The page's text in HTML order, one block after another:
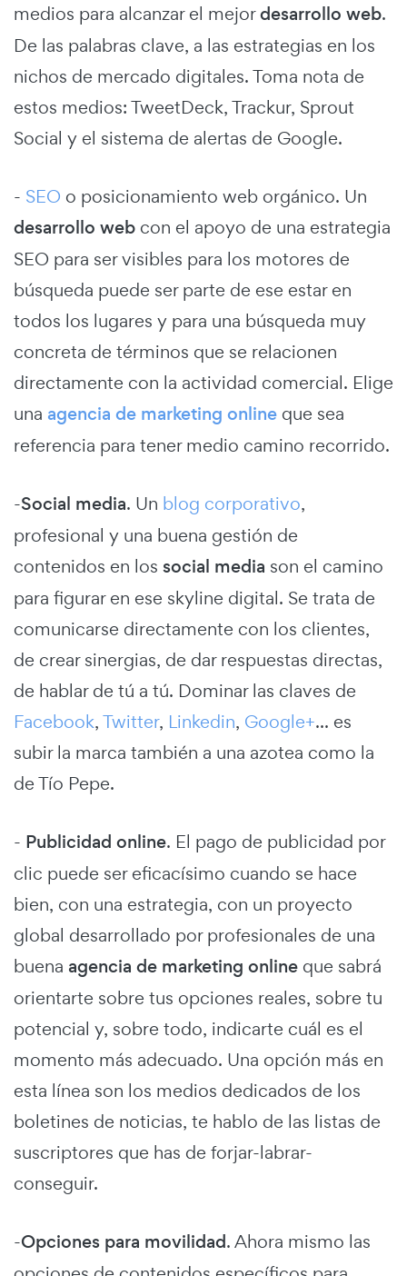
medios para alcanzar el mejordesarrollo web.
De las palabras clave, a las estrategias en los
nichos de mercado digitales. Toma nota de
estos medios: TweetDeck, Trackur, Sprout
Social y el sistema de alertas de Google.
- SEO o posicionamiento web orgánico. Un
desarrollo web con el apoyo de una estrategia
SEO para ser visibles para los motores de
búsqueda puede ser parte de ese estar en
todos los lugares y para una búsqueda muy
concreta de términos que se relacionen
directamente con la actividad comercial. Elige
una agencia de marketing online que sea
referencia para tener medio camino recorrido.
-Social media. Un blog corporativo,
profesional y una buena gestión de
contenidos en los social media son el camino
para figurar en ese skyline digital. Se trata de
comunicarse directamente con los clientes,
de crear sinergias, de dar respuestas directas,
de hablar de tú a tú. Dominar las claves de
Facebook,Twitter, Linkedin, Google+... es
subir la marca también a una azotea como la
de Tío Pepe.
- Publicidad online. El pago de publicidad por
clic puede ser eficacísimo cuando se hace
bien, con una estrategia, con un proyecto
global desarrollado por profesionales de una
buena agencia de marketing online que sabrá
orientarte sobre tus opciones reales, sobre tu
potencial y, sobre todo, indicarte cuál es el
momento más adecuado. Una opción más en
esta línea son los medios dedicados de los
boletines de noticias, te hablo de las listas de
suscriptores que has de forjar-labrar-
conseguir.
-Opciones para movilidad. Ahora mismo las